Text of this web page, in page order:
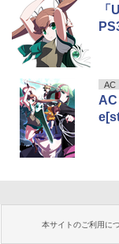
AC
本サイトのご利用に